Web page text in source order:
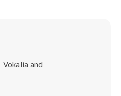
and